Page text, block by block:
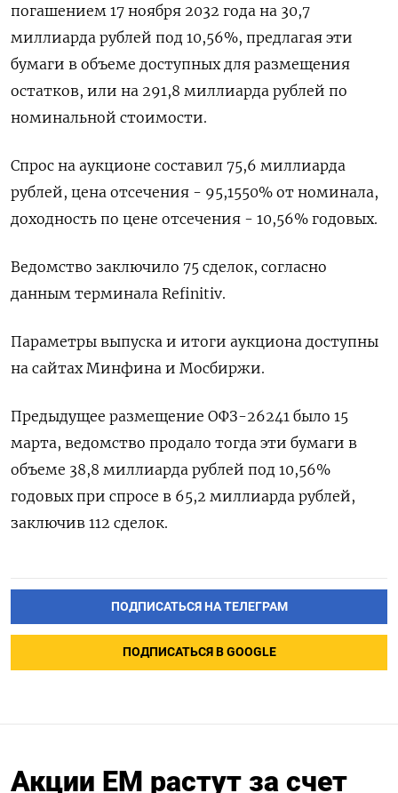
погашением 17 ноября 2032 года на 30,7
миллиарда рублей под 10,56%, предлагая эти
бумаги в объеме доступных для размещения
остатков, или на 291,8 миллиарда рублей по
номинальной стоимости.
Спрос на аукционе составил 75,6 миллиарда
рублей, цена отсечения - 95,1550% от номинала,
доходность по цене отсечения - 10,56% годовых.
Ведомство заключило 75 сделок, согласно
данным терминала Refinitiv.
Параметры выпуска и итоги аукциона доступны
на сайтах Минфина и Мосбиржи.
Предыдущее размещение ОФЗ-26241 было 15
марта, ведомство продало тогда эти бумаги в
объеме 38,8 миллиарда рублей под 10,56%
годовых при спросе в 65,2 миллиарда рублей,
заключив 112 сделок.
ПОДПИСАТЬСЯ НА ТЕЛЕГРАМ
ПОДПИСАТЬСЯ В GOOGLE
Акции EM растут за счет